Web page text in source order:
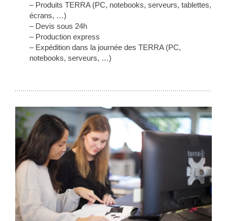
– Produits TERRA (PC, notebooks, serveurs, tablettes,
écrans, …)
– Devis sous 24h
– Production express
– Expédition dans la journée des TERRA (PC,
notebooks, serveurs, …)